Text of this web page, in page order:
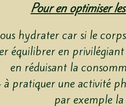
Pour en optimiser
hydrater car si le
équilibrer en
en réduisant la
à pratiquer une activité
par exemple